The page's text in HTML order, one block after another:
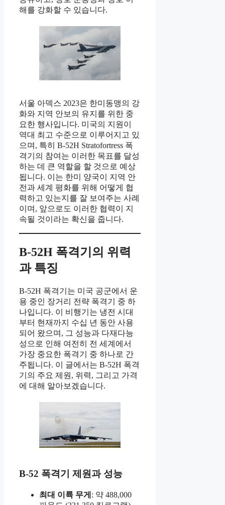
해를 강화할 수 있습니다.
서울 아덱스 2023은 한미동맹의 강
화와 지역 안보의 유지를 위한 중
요한 행사입니다. 미국의 지원이
역대 최고 수준으로 이루어지고 있
으며, 특히 B-52H Stratofortress 폭
격기의 참여는 이러한 목표를 달성
하는 데 큰 역할을 할 것으로 예상
됩니다. 이는 한미 양국이 지역 안
전과 세계 평화를 위해 어떻게 협
력하고 있는지를 잘 보여주는 사례
이며, 앞으로도 이러한 협력이 지
속될 것이라는 확신을 줍니다.
B-52H 폭격기의 위력
과 특징
B-52H 폭격기는 미국 공군에서 운
용 중인 장거리 전략 폭격기 중 하
나입니다. 이 비행기는 냉전 시대
부터 현재까지 수십 년 동안 사용
되어 왔으며, 그 성능과 다재다능
성으로 인해 여전히 전 세계에서
가장 중요한 폭격기 중 하나로 간
주됩니다. 이 글에서는 B-52H 폭격
기의 주요 제원, 위력, 그리고 가격
에 대해 알아보겠습니다.
B-52 폭격기 제원과 성능
최대 이륙 무게 : 약 488,000